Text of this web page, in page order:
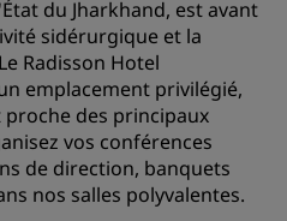
du Jharkhand, est avant
sidérurgique et la
Radisson Hotel
emplacement privilégié,
des principaux
vos conférences
de direction, banquets
nos salles polyvalentes.